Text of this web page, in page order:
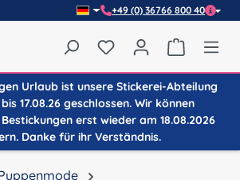
+49 (0) 36766 800 40
Du hast 0 Produkte
Urlaub ist unsere Stickerei-Abteilung
17.08.26 geschlossen. Wir können
erst wieder am 18.08.2026
Danke für ihr Verständnis.